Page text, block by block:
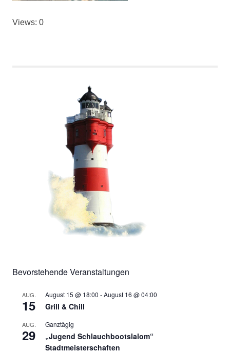
Views: 0
Bevorstehende Veranstaltungen
AUG.
15
August 15 @ 18:00 -August 16 @ 04:00
Grill & Chill
AUG.
29
Ganztägig
„Jugend Schlauchbootslalom“
Stadtmeisterschaften